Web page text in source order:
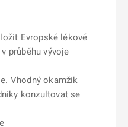
Evropské lékové
průběhu vývoje
Vhodný okamžik
konzultovat se